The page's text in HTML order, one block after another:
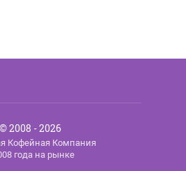
© 2008 - 2026
Кофейная Компания
года на рынке